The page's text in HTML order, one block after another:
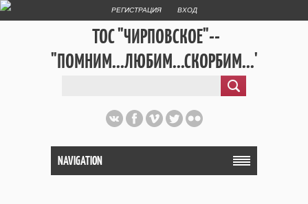
РЕГИСТРАЦИЯ ВХОД
ТОС "ЧИРПОВСКОЕ"--
"ПОМНИМ...ЛЮБИМ...СКОРБИМ..."
NAVIGATION